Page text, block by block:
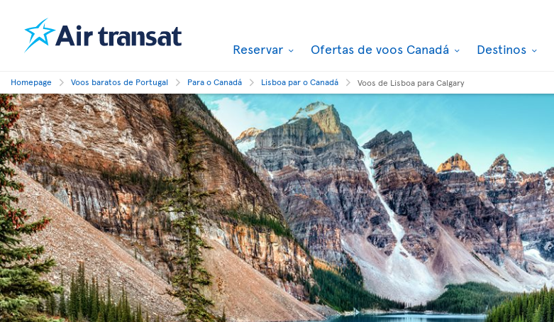
Reservar Ofertas de voos Canadá Destinos
Homepage Voos baratos de Portugal Para o Canadá Lisboa par o Canadá Voos de Lisboa para Calgary